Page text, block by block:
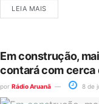
LEIA MAIS
Em construção,
contará com cerca
por Rádio Aruanã 8 de